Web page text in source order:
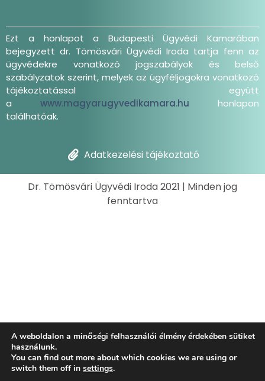
Ezt a honlapot a Budapesti Ügyvédi Kamarában
bejegyzett dr. Tömösvári Ügyvédi Iroda tartja fenn az
ügyvédekre vonatkozó jogszabályok és belső
szabályzatok szerint, melyek az ügyféljogokra vonatkozó
tájékoztatással együtt
a www.magyarugyvedikamara.hu honlapon
találhatóak.
Adatkezelési tájékoztató
Dr. Tömösvári Ügyvédi Iroda 2021 | Minden jog
fenntartva
A weboldalon a minőségi felhasználói élmény érdekében sütiket
használunk.
You can find out more about which cookies we are using or
switch them off in settings.